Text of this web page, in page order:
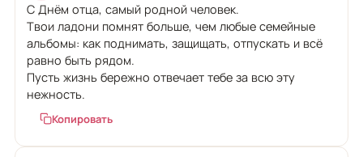
С Днём отца, самый родной человек.
Твои ладони помнят больше, чем любые семейные
альбомы: как поднимать, защищать, отпускать и всё
равно быть рядом.
Пусть жизнь бережно отвечает тебе за всю эту
нежность.
Копировать